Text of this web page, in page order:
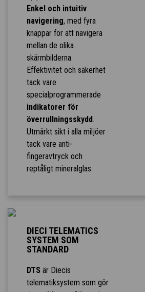
Enkel och intuitiv
navigering, med fyra
knappar för att navigera
mellan de olika
skärmbilderna.
Effektivitet och säkerhet
tack vare
specialprogrammerade
indikatorer för
överrullningsskydd.
Utmärkt sikt i alla miljöer
tack vare anti-
fingeravtryck och
reptåligt mineralglas.
DIECI TELEMATICS
SYSTEM SOM
STANDARD
DTS är Diecis
telematiksystem som gör